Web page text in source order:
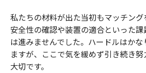
私たちの材料が出た当初もマッチング
安全性の確認や装置の適合といった
は進みませんでした。ハードルはか
ますが、ここで気を緩めず引き続き
大切です。